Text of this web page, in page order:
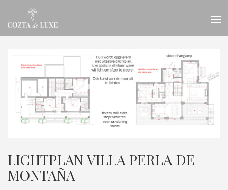
LICHTPLAN VILLA PERLA DE
MONTAÑA